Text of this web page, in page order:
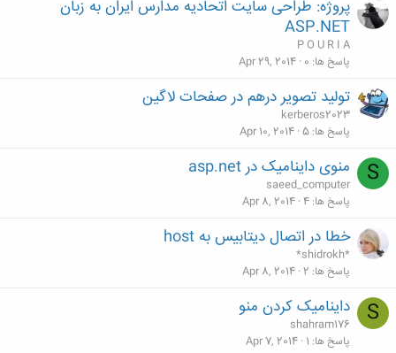
پروژه: طراحی سایت اتحادیه مدارس ایران به زبان
ASP.NET‎
P O U R I A
پاسخ ها 0
Apr 29, 2014
تولید تصویر درهم در صفحات لاگین
kerberos2023
پاسخ ها 5
Apr 10, 2014
S منوی داینامیک در asp.net
saeed_computer
پاسخ ها 4
Apr 8, 2014
خطا در اتصال دیتابیس به host
*shidrokh*
پاسخ ها 2
Apr 8, 2014
S داینامیک کردن منو
shahram176
پاسخ ها 1
Apr 7, 2014